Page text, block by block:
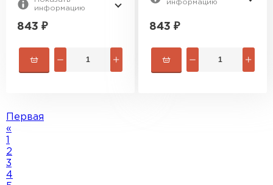
информацию
843 ₽
информацию
843 ₽
Первая
«
2
3
4